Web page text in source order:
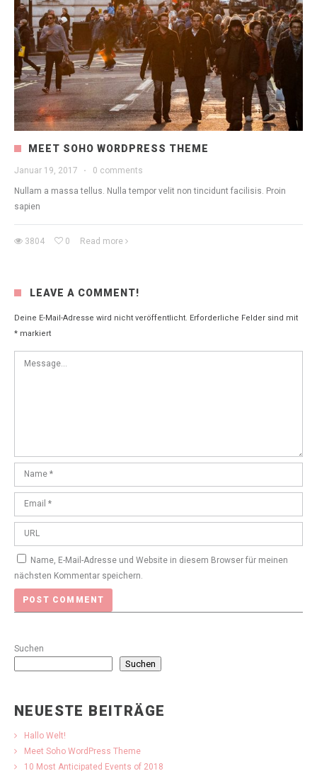
MEET SOHO WORDPRESS THEME
Januar 19, 2017 · 0 comments
Nullam a massa tellus. Nulla tempor velit non tincidunt facilisis. Proin
sapien
3804 0 Read more
LEAVE A COMMENT!
Deine E-Mail-Adresse wird nicht veröffentlicht. Erforderliche Felder sind mit
* markiert
Name, E-Mail-Adresse und Website in diesem Browser für meinen
nächsten Kommentar speichern.
Suchen
Suchen
NEUESTE BEITRÄGE
Hallo Welt!
Meet Soho WordPress Theme
10 Most Anticipated Events of 2018